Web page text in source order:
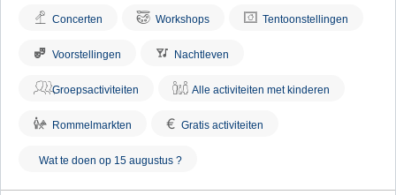
Concerten Workshops Tentoonstellingen
Voorstellingen Nachtleven
Groepsactiviteiten Alle activiteiten met kinderen
Rommelmarkten € Gratis activiteiten
Wat te doen op 15 augustus ?